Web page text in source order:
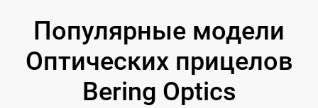
Популярные модели
Оптических прицелов
Bering Optics